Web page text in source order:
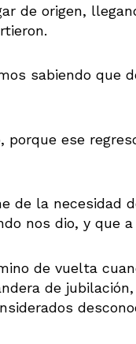
de origen,
sabiendo que
porque ese
de la necesidad
nos dio, y que
de vuelta
de